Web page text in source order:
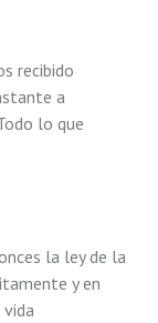
recibido
a
lo que
la ley de la
y en